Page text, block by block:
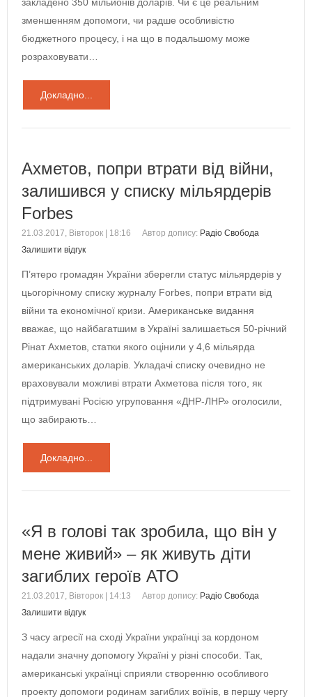
зменшенням допомоги, чи радше особливістю
бюджетного процесу, і на що в подальшому може
розраховувати…
Докладно...
Ахметов, попри втрати від війни,
залишився у списку мільярдерів
Forbes
21.03.2017, Вівторок | 18:16 Автор допису: Радіо Свобода
Залишити відгук
П’ятеро громадян України зберегли статус мільярдерів у
цьогорічному списку журналу Forbes, попри втрати від
війни та економічної кризи. Американське видання
вважає, що найбагатшим в Україні залишається 50-річний
Рінат Ахметов, статки якого оцінили у 4,6 мільярда
американських доларів. Укладачі списку очевидно не
враховували можливі втрати Ахметова після того, як
підтримувані Росією угруповання «ДНР-ЛНР» оголосили,
що забирають…
Докладно...
«Я в голові так зробила, що він у
мене живий» – як живуть діти
загиблих героїв АТО
21.03.2017, Вівторок | 14:13 Автор допису: Радіо Свобода
Залишити відгук
З часу агресії на сході України українці за кордоном
надали значну допомогу Україні у різні способи. Так,
американські українці сприяли створенню особливого
проекту допомоги родинам загиблих воїнів, в першу чергу